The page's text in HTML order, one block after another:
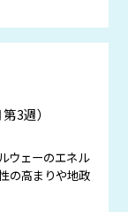
3週）
ウェーのエネル
の高まりや地政